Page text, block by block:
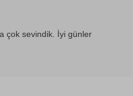
çok sevindik. İyi günler